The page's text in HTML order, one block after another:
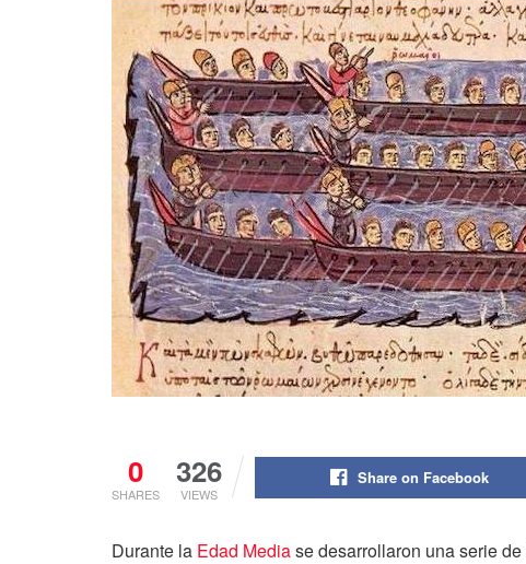
0
SHARES
326
VIEWS
Share on Facebook
Durante la Edad Mediase desarrollaron una serie de